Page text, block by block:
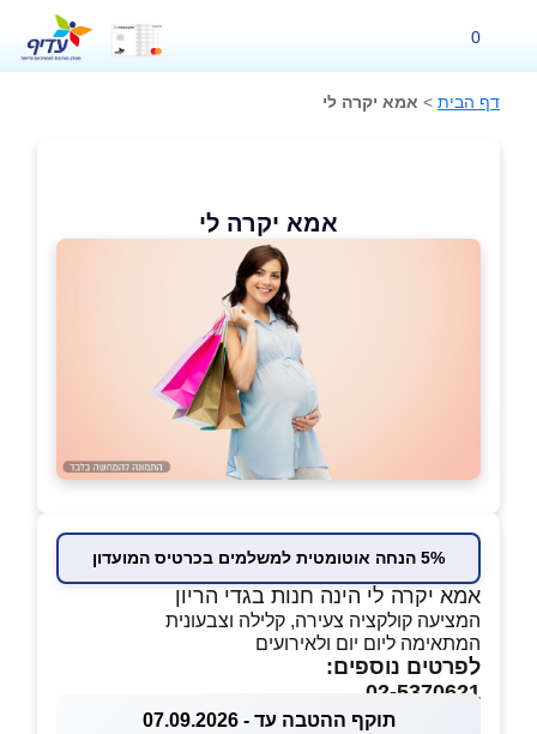
0
דף הבית > אמא יקרה לי
אמא יקרה לי
5% הנחה אוטומטית למשלמים בכרטיס המועדון
אמא יקרה לי הינה חנות בגדי הריון
המציעה קולקציה צעירה, קלילה וצבעונית
המתאימה ליום יום ולאירועים
לפרטים נוספים:
02-5370621
תוקף ההטבה עד - 07.09.2026